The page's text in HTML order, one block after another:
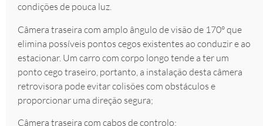
condições de pouca luz.
Câmera traseira com amplo ângulo de visão de 170° que
elimina possíveis pontos cegos existentes ao conduzir e ao
estacionar. Um carro com corpo longo tende a ter um
ponto cego traseiro, portanto, a instalação desta câmera
retrovisora ​​pode evitar colisões com obstáculos e
proporcionar uma direção segura;
Câmera traseira com cabos de controlo: